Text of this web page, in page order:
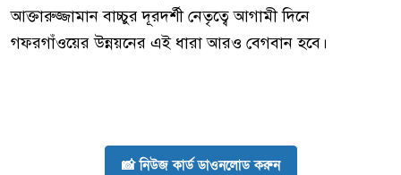
আক্তারুজ্জামান বাচ্চুর দূরদর্শী নেতৃত্বে আগামী দিনে
গফরগাঁওয়ের উন্নয়নের এই ধারা আরও বেগবান হবে।
📸 নিউজ কার্ড ডাওনলোড করুন